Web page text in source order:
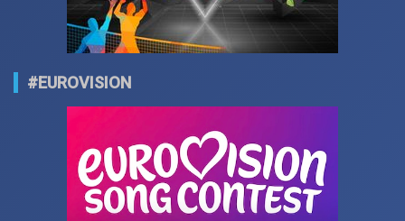
#EUROVISION